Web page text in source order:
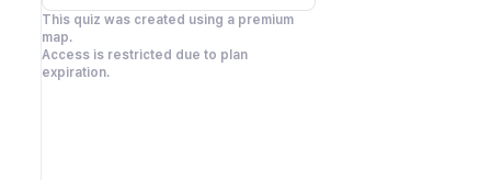
This quiz was created using a premium
map.
Access is restricted due to plan
expiration.